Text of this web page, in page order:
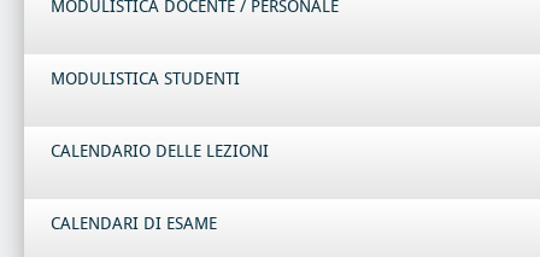
MODULISTICA DOCENTE / PERSONALE
MODULISTICA STUDENTI
CALENDARIO DELLE LEZIONI
CALENDARI DI ESAME